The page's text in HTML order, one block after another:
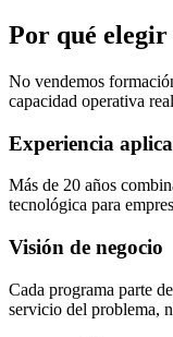
Por qué
No vendemos
capacidad operativa
Experiencia
Más de 20 años
tecnológica para
Visión de negocio
Cada programa parte
servicio del problema,